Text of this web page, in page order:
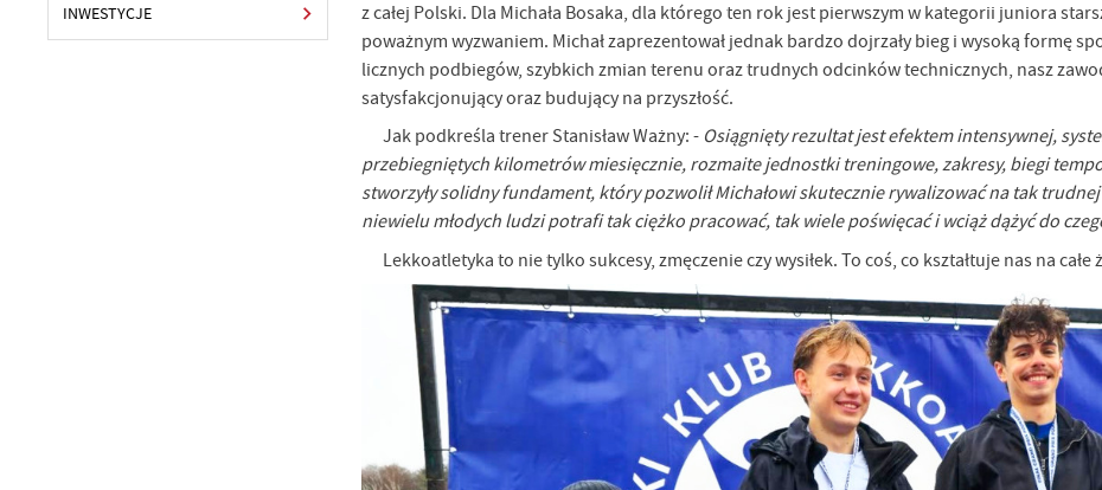
INWESTYCJE
z całej Polski. Dla Michała Bosaka, dla którego ten rok jest pierwszym w kategorii juniora
poważnym wyzwaniem. Michał zaprezentował jednak bardzo dojrzały bieg i wysoką formę
licznych podbiegów, szybkich zmian terenu oraz trudnych odcinków technicznych, nasz
satysfakcjonujący oraz budujący na przyszłość.
Jak podkreśla trener Stanisław Ważny: - Osiągnięty rezultat jest efektem intensywnej,
przebiegniętych kilometrów miesięcznie, rozmaite jednostki treningowe, zakresy, biegi
stworzyły solidny fundament, który pozwolił Michałowi skutecznie rywalizować na tak
niewielu młodych ludzi potrafi tak ciężko pracować, tak wiele poświęcać i wciąż dążyć do
Lekkoatletyka to nie tylko sukcesy, zmęczenie czy wysiłek. To coś, co kształtuje nas na